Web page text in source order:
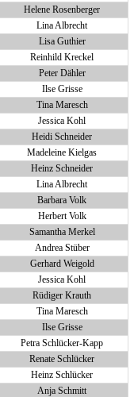
Helene Rosenberger
Lina Albrecht
Lisa Guthier
Reinhild Kreckel
Peter Dähler
Ilse Grisse
Tina Maresch
Jessica Kohl
Heidi Schneider
Madeleine Kielgas
Heinz Schneider
Lina Albrecht
Barbara Volk
Herbert Volk
Samantha Merkel
Andrea Stüber
Gerhard Weigold
Jessica Kohl
Rüdiger Krauth
Tina Maresch
Ilse Grisse
Petra Schlücker-Kapp
Renate Schlücker
Heinz Schlücker
Anja Schmitt